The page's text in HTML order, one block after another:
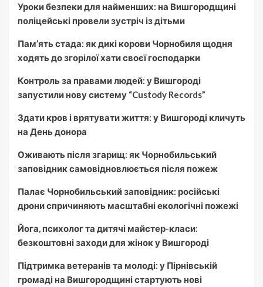
Уроки безпеки для найменших: на Вишгородщині
поліцейські провели зустріч із дітьми
Пам’ять стада: як дикі корови Чорнобиля щодня
ходять до згорілої хати своєї господарки
Контроль за правами людей: у Вишгороді
запустили нову систему “Custody Records”
Здати кров і врятувати життя: у Вишгороді кличуть
на День донора
Оживають після згарищ: як Чорнобильський
заповідник самовідновлюється після пожеж
Палає Чорнобильський заповідник: російські
дрони спричиняють масштабні екологічні пожежі
Йога, психолог та дитячі майстер-класи:
безкоштовні заходи для жінок у Вишгороді
Підтримка ветеранів та молоді: у Пірнівській
громаді на Вишгородщині стартують нові